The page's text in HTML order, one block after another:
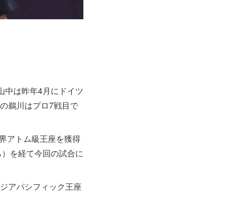
中は昨年4月にドイツ
鵜川はプロ7戦目で
アトム級王座を獲得
を経て今回の試合に
アパシフィック王座